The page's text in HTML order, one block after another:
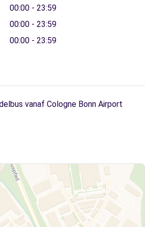
00:00 - 23:59
00:00 - 23:59
00:00 - 23:59
vanaf Cologne Bonn Airport